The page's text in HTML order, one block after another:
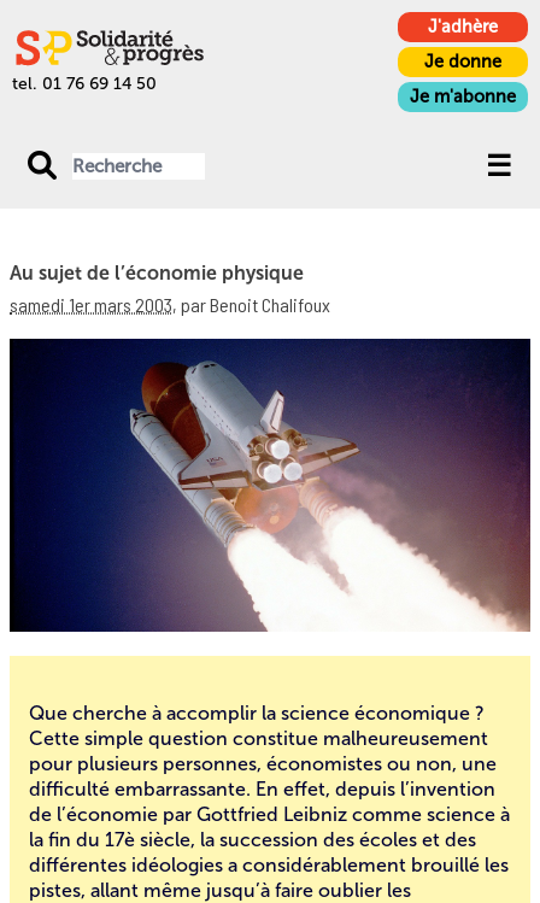
tel. 01 76 69 14 50
J'adhère
Je donne
Je m'abonne
Au sujet de l’économie physique
samedi 1er mars 2003, par Benoit Chalifoux
Que cherche à accomplir la science économique ?
Cette simple question constitue malheureusement
pour plusieurs personnes, économistes ou non, une
difficulté embarrassante. En effet, depuis l’invention
de l’économie par Gottfried Leibniz comme science à
la fin du 17è siècle, la succession des écoles et des
différentes idéologies a considérablement brouillé les
pistes, allant même jusqu’à faire oublier les